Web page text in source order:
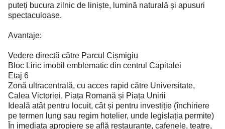
puteți bucura zilnic de liniște, lumină naturală și apusuri
spectaculoase.
Avantaje:
Vedere directă către Parcul Cișmigiu
Bloc Liric imobil emblematic din centrul Capitalei
Etaj 6
Zonă ultracentrală, cu acces rapid către Universitate,
Calea Victoriei, Piața Romană și Piața Unirii
Ideală atât pentru locuit, cât și pentru investiție (închiriere
pe termen lung sau regim hotelier, unde legislația permite)
În imediata apropiere se află restaurante, cafenele, teatre,